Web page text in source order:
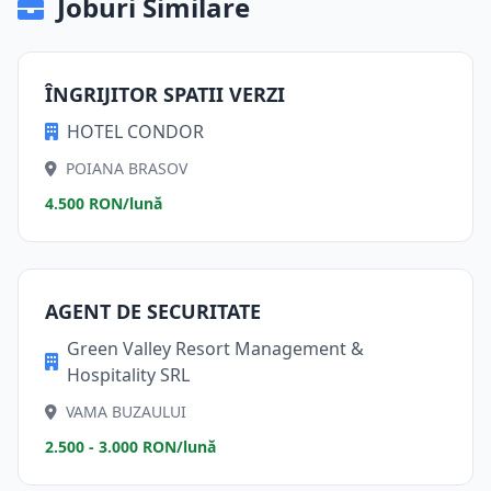
ÎNGRIJITOR SPATII VERZI
HOTEL CONDOR
POIANA BRASOV
4.500 RON/lună
AGENT DE SECURITATE
Green Valley Resort Management &
Hospitality SRL
VAMA BUZAULUI
2.500 - 3.000 RON/lună